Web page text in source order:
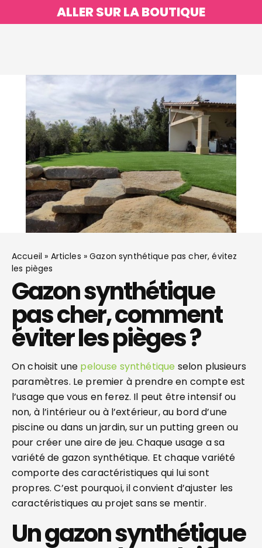
ALLER SUR LA BOUTIQUE
Accueil » Articles »Gazon synthétique pas cher, évitez
les pièges
Gazon synthétique
pas cher, comment
éviter les pièges ?
On choisit une pelouse synthétique selon plusieurs
paramètres. Le premier à prendre en compte est
l’usage que vous en ferez. Il peut être intensif ou
non, à l’intérieur ou à l’extérieur, au bord d’une
piscine ou dans un jardin, sur un putting green ou
pour créer une aire de jeu. Chaque usage a sa
variété de gazon synthétique. Et chaque variété
comporte des caractéristiques qui lui sont
propres. C’est pourquoi, il convient d’ajuster les
caractéristiques au projet sans se mentir.
Un gazon synthétique